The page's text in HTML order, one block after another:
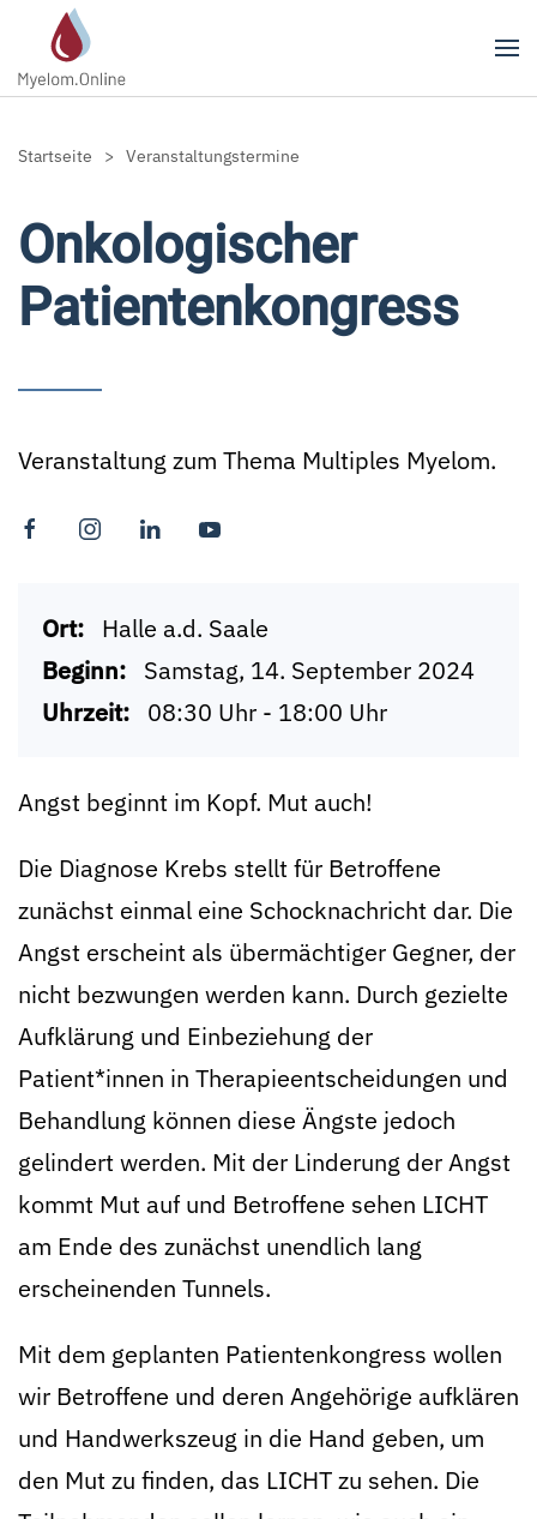
Zum Hauptinhalt springen
Startseite Veranstaltungstermine
Onkologischer
Patientenkongress
Veranstaltung zum Thema Multiples Myelom.
Ort: Halle a.d. Saale
Beginn: Samstag, 14. September 2024
Uhrzeit: 08:30 Uhr - 18:00 Uhr
Angst beginnt im Kopf. Mut auch!
Die Diagnose Krebs stellt für Betroffene
zunächst einmal eine Schocknachricht dar. Die
Angst erscheint als übermächtiger Gegner, der
nicht bezwungen werden kann. Durch gezielte
Aufklärung und Einbeziehung der
Patient*innen in Therapieentscheidungen und
Behandlung können diese Ängste jedoch
gelindert werden. Mit der Linderung der Angst
kommt Mut auf und Betroffene sehen LICHT
am Ende des zunächst unendlich lang
erscheinenden Tunnels.
Mit dem geplanten Patientenkongress wollen
wir Betroffene und deren Angehörige aufklären
und Handwerkszeug in die Hand geben, um
den Mut zu finden, das LICHT zu sehen. Die